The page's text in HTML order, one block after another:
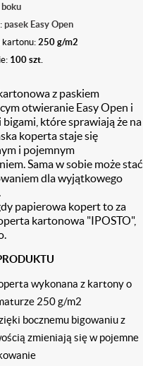
pasek Easy Open
250 g/m2
100 szt.
z paskiem
otwieranie Easy Open i
bigami, które sprawiają że na
koperta staje się
i pojemnym
Sama w sobie może stać
dla wyjątkowego
papierowa kopert to za
kartonowa "IPOSTO",
wykonana z kartony o
250 g/m2
bocznemu bigowaniu z
zmieniają się w pojemne